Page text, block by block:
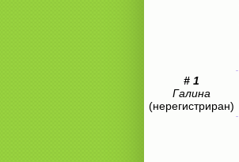
# 1
Галина
(нерегистриран)